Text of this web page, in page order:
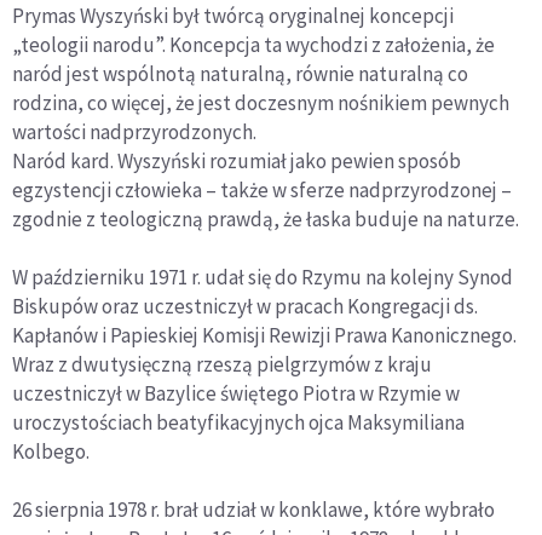
Prymas Wyszyński był twórcą oryginalnej koncepcji
„teologii narodu”. Koncepcja ta wychodzi z założenia, że
naród jest wspólnotą naturalną, równie naturalną co
rodzina, co więcej, że jest doczesnym nośnikiem pewnych
wartości nadprzyrodzonych.
Naród kard. Wyszyński rozumiał jako pewien sposób
egzystencji człowieka – także w sferze nadprzyrodzonej –
zgodnie z teologiczną prawdą, że łaska buduje na naturze.
W październiku 1971 r. udał się do Rzymu na kolejny Synod
Biskupów oraz uczestniczył w pracach Kongregacji ds.
Kapłanów i Papieskiej Komisji Rewizji Prawa Kanonicznego.
Wraz z dwutysięczną rzeszą pielgrzymów z kraju
uczestniczył w Bazylice świętego Piotra w Rzymie w
uroczystościach beatyfikacyjnych ojca Maksymiliana
Kolbego.
26 sierpnia 1978 r. brał udział w konklawe, które wybrało